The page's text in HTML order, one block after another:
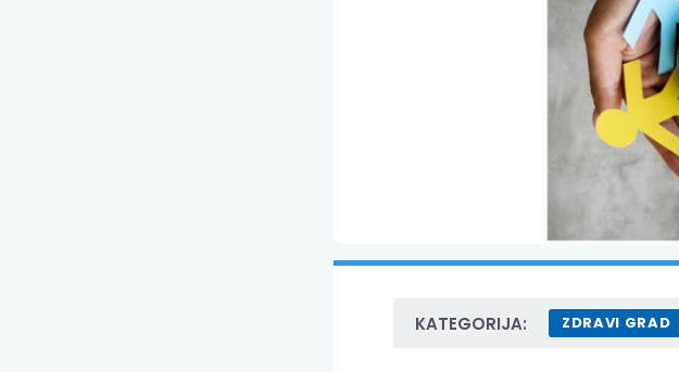
KATEGORIJA: ZDRAVI GRAD